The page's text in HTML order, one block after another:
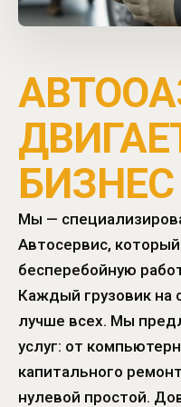
Мы —
Автосервис,
бесперебойную
Каждый грузовик на
лучше всех. Мы
услуг: от
капитального
нулевой простой.